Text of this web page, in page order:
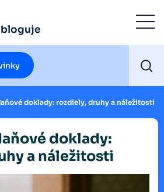
bloguje
doklady: rozdiely, druhy a náležitosti
doklady:
a náležitosti